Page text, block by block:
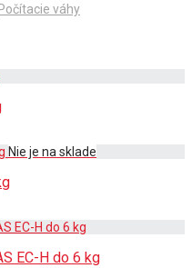
váhy
EC-H do 6 kg